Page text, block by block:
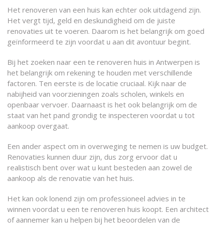
Het renoveren van een huis kan echter ook uitdagend zijn.
Het vergt tijd, geld en deskundigheid om de juiste
renovaties uit te voeren. Daarom is het belangrijk om goed
geïnformeerd te zijn voordat u aan dit avontuur begint.
Bij het zoeken naar een te renoveren huis in Antwerpen is
het belangrijk om rekening te houden met verschillende
factoren. Ten eerste is de locatie cruciaal. Kijk naar de
nabijheid van voorzieningen zoals scholen, winkels en
openbaar vervoer. Daarnaast is het ook belangrijk om de
staat van het pand grondig te inspecteren voordat u tot
aankoop overgaat.
Een ander aspect om in overweging te nemen is uw budget.
Renovaties kunnen duur zijn, dus zorg ervoor dat u
realistisch bent over wat u kunt besteden aan zowel de
aankoop als de renovatie van het huis.
Het kan ook lonend zijn om professioneel advies in te
winnen voordat u een te renoveren huis koopt. Een architect
of aannemer kan u helpen bij het beoordelen van de